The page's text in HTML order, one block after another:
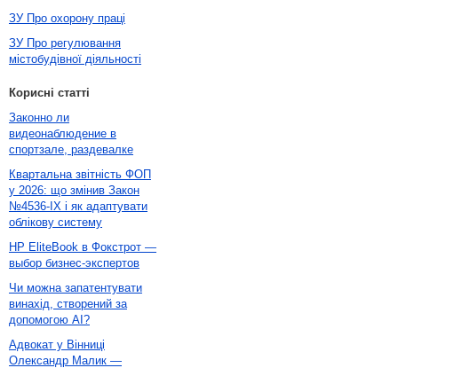
ЗУ Про охорону праці
ЗУ Про регулювання
містобудівної діяльності
Корисні статті
Законно ли
видеонаблюдение в
спортзале, раздевалке
Квартальна звітність ФОП
у 2026: що змінив Закон
№4536-IX і як адаптувати
облікову систему
HP EliteBook в Фокстрот —
выбор бизнес-экспертов
Чи можна запатентувати
винахід, створений за
допомогою AI?
Адвокат у Вінниці
Олександр Малик —